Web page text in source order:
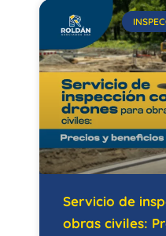
Servicio de
obras civiles: